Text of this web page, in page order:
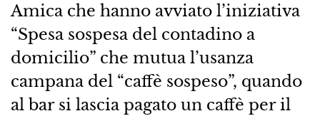
Amica che hanno avviato l’iniziativa
“Spesa sospesa del contadino a
domicilio” che mutua l’usanza
campana del “caffè sospeso”, quando
al bar si lascia pagato un caffè per il